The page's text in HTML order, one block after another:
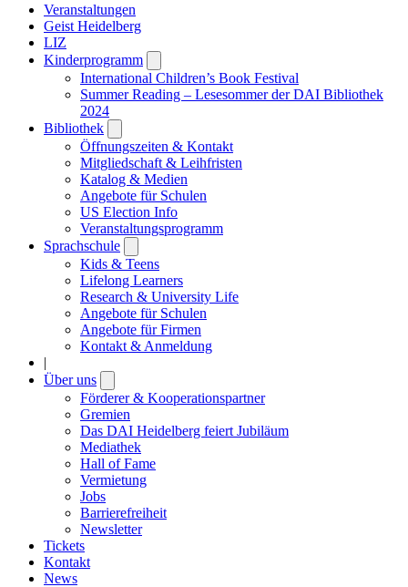
Veranstaltungen
Geist Heidelberg
LIZ
Kinderprogramm
submenu
International Children’s Book Festival
Summer Reading – Lesesommer der DAI Bibliothek
2024
Bibliothek
submenu
Öffnungszeiten & Kontakt
Mitgliedschaft & Leihfristen
Katalog & Medien
Angebote für Schulen
US Election Info
Veranstaltungsprogramm
Sprachschule
submenu
Kids & Teens
Lifelong Learners
Research & University Life
Angebote für Schulen
Angebote für Firmen
Kontakt & Anmeldung
|
Über uns
submenu
Förderer & Kooperationspartner
Gremien
Das DAI Heidelberg feiert Jubiläum
Mediathek
Hall of Fame
Vermietung
Jobs
Barrierefreiheit
Newsletter
Tickets
Kontakt
News